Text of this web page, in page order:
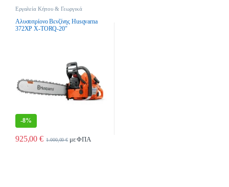
Εργαλεία Κήπου & Γεωργικά
Αλυσοπρίονα Βενζίνης
Αλυσοπρίονο Βενζίνης Husqvarna
372XP X-TORQ-20″
-8%
925,00€ 1.000,00€ με ΦΠΑ